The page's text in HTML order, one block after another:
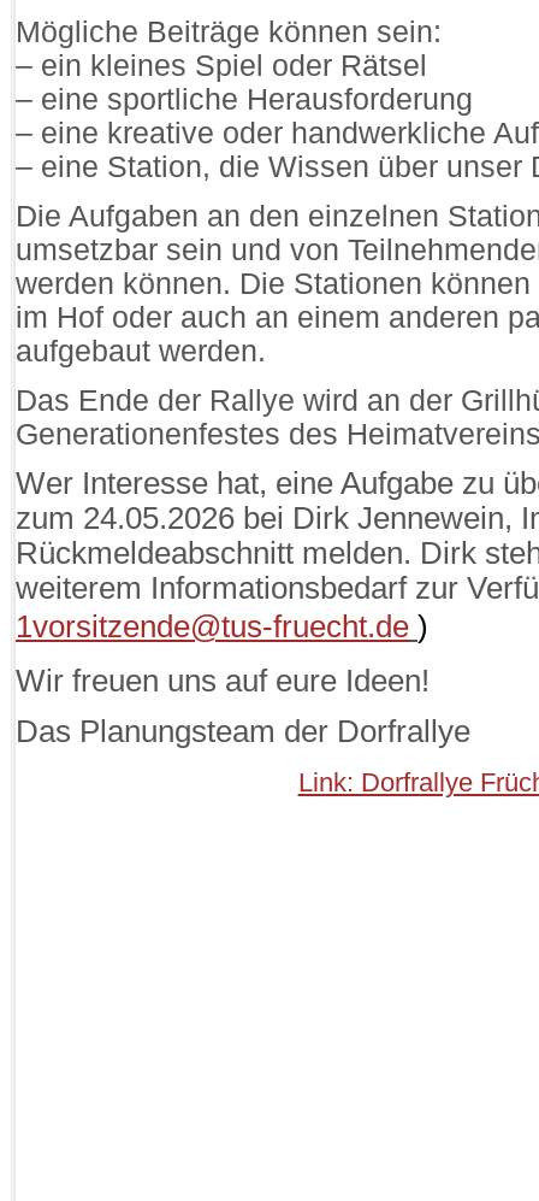
Mögliche Beiträge können sein:
– ein kleines Spiel oder Rätsel
– eine sportliche Herausforderung
– eine kreative oder handwerkliche
– eine Station, die Wissen über unser
Die Aufgaben an den einzelnen
umsetzbar sein und von
werden können. Die Stationen
im Hof oder auch an einem anderen
aufgebaut werden.
Das Ende der Rallye wird an der
Generationenfestes des
Wer Interesse hat, eine Aufgabe zu
zum 24.05.2026 bei Dirk Jennewein,
Rückmeldeabschnitt melden. Dirk
weiterem Informationsbedarf zur
1vorsitzende@tus-fruecht.de )
Wir freuen uns auf eure Ideen!
Das Planungsteam der Dorfrallye
Link: Dorfrallye